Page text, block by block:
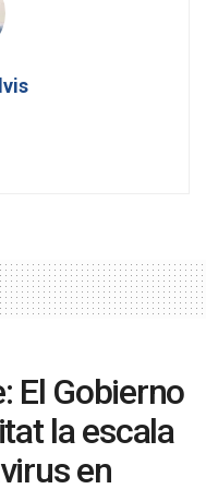
El Gobierno
la escala
en